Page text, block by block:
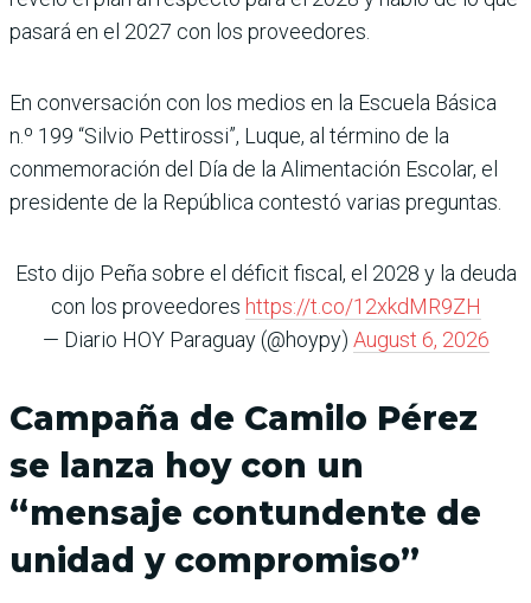
pasará en el 2027 con los proveedores.
En conversación con los medios en la Escuela Básica
n.º 199 “Silvio Pettirossi”, Luque, al término de la
conmemoración del Día de la Alimentación Escolar, el
presidente de la República contestó varias preguntas.
Esto dijo Peña sobre el déficit fiscal, el 2028 y la deuda
con los proveedores https://t.co/12xkdMR9ZH
— Diario HOY Paraguay (@hoypy) August 6, 2026
Campaña de Camilo Pérez
se lanza hoy con un
“mensaje contundente de
unidad y compromiso”